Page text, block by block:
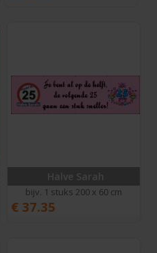
Halve Sarah
bijv. 1 stuks 200 x 60 cm
€ 37.35